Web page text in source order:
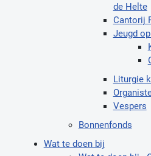
de Helte
Cantorij
Jeugd
Liturgie
Vespers
Bonnenfonds
Wat te doen bij